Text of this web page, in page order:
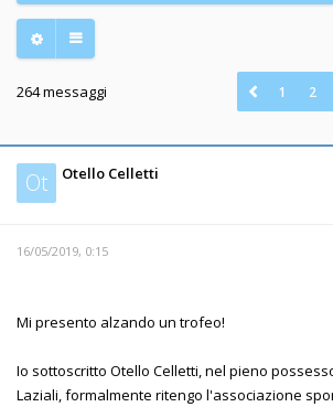
264 messaggi 1 2
Ot Otello Celletti
16/05/2019, 0:15
Mi presento alzando un trofeo!
Io sottoscritto Otello Celletti, nel pieno
Laziali, formalmente ritengo l'associazione